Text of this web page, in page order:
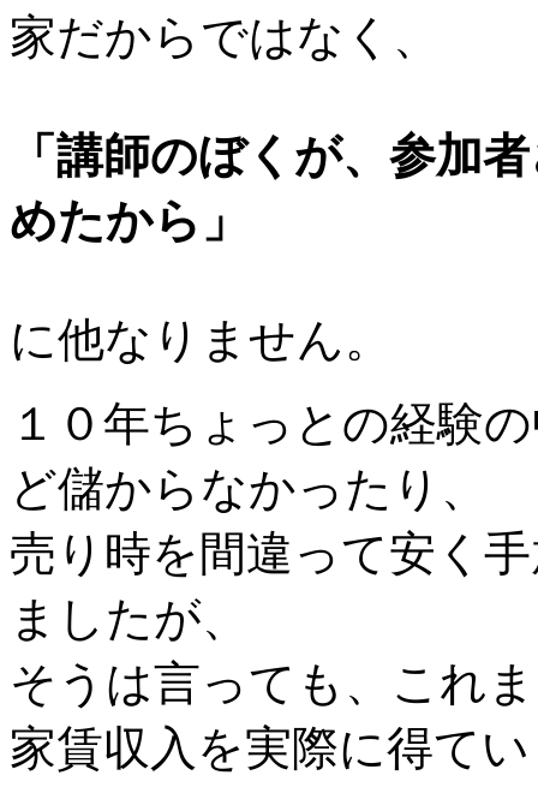
家だからではなく、
「講師のぼくが、参加
めたから」
に他なりません。
１０年ちょっとの経験
ど儲からなかったり、
売り時を間違って安く
ましたが、
そうは言っても、これ
家賃収入を実際に得て